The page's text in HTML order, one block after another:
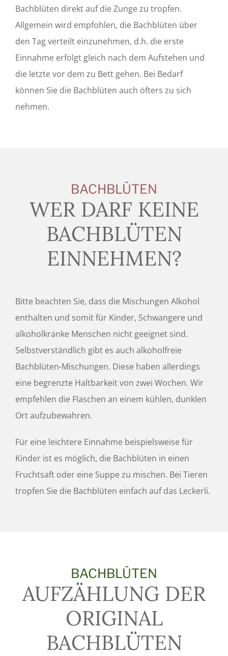
Bachblüten direkt auf die Zunge zu tropfen.
Allgemein wird empfohlen, die Bachblüten über
den Tag verteilt einzunehmen, d.h. die erste
Einnahme erfolgt gleich nach dem Aufstehen und
die letzte vor dem zu Bett gehen. Bei Bedarf
können Sie die Bachblüten auch öfters zu sich
nehmen.
BACHBLÜTEN
WER DARF KEINE
BACHBLÜTEN
EINNEHMEN?
Bitte beachten Sie, dass die Mischungen Alkohol
enthalten und somit für Kinder, Schwangere und
alkoholkranke Menschen nicht geeignet sind.
Selbstverständlich gibt es auch alkoholfreie
Bachblüten-Mischungen. Diese haben allerdings
eine begrenzte Haltbarkeit von zwei Wochen. Wir
empfehlen die Flaschen an einem kühlen, dunklen
Ort aufzubewahren.
Für eine leichtere Einnahme beispielsweise für
Kinder ist es möglich, die Bachblüten in einen
Fruchtsaft oder eine Suppe zu mischen. Bei Tieren
tropfen Sie die Bachblüten einfach auf das Leckerli.
BACHBLÜTEN
AUFZÄHLUNG DER
ORIGINAL
BACHBLÜTEN